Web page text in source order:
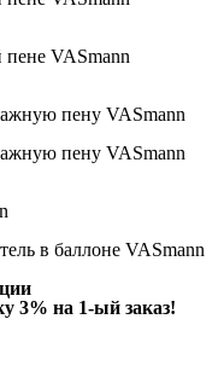
VASmann
пену VASmann
пену VASmann
в баллоне VASmann
3% на 1-ый заказ!